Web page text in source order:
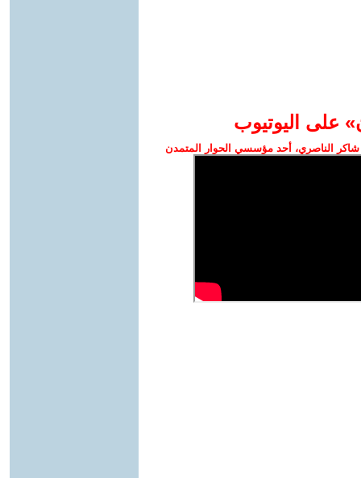
على اليوتيوب
الناصري، أحد مؤسسي الحوار المتمدن